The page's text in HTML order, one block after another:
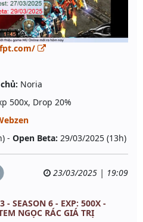
Noria
500x, Drop 20%
- Open Beta: 29/03/2025 (13h)
23/03/2025 | 19:09
- SEASON 6 - EXP: 500X -
NGỌC RÁC GIÁ TRỊ